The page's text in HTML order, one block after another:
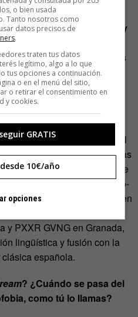
el trap se hizomainstream
y
del postrap. En tu libro
cuando el trap ya no es
Hagámosle una autopsia
a desmembrarlo.
nació?
Jon I.García
escribió el
trap y si escuchas los temas
de que no tienen nada que
del término: 808, Auto-
empiezan a aparecer en
y PXXR GVNG en Granada,
lingüística y fusión con la
española.
? ¿Cuándo se pasa del
como tú lo llamas?
o bien usada
Tanto nosotros como
datos precisos de
.
traten tus datos
legítimo, algo a lo que
tus opciones a continuación.
o en el menú del sitio,
o retirar el consentimiento en
y cookies.
GRATIS
10€/año
opciones